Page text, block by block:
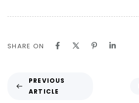
SHARE ON
PREVIOUS
ARTICLE